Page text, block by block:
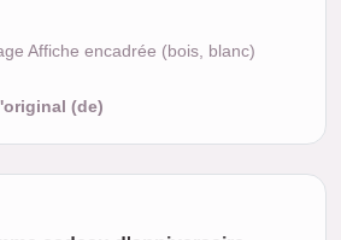
Affiche encadrée (bois, blanc)
(de)